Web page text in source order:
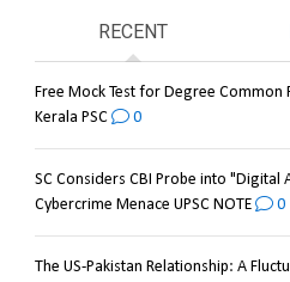
RECENT
Free Mock Test for Degree Common
Kerala PSC
0
SC Considers CBI Probe into "Digital
Cybercrime Menace UPSC NOTE
0
The US-Pakistan Relationship: A